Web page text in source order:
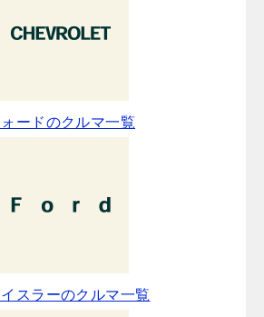
ードのクルマ一覧
スラーのクルマ一覧